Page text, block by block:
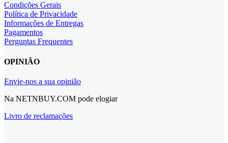
Condições Gerais
Política de Privacidade
Informações de Entregas
Pagamentos
Perguntas Frequentes
OPINIÃO
Envie-nos a sua opinião
Na NETNBUY.COM pode elogiar
Livro de reclamações